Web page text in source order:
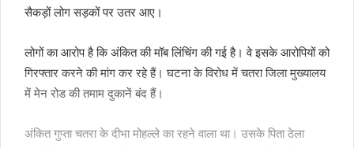
सैकड़ों लोग सड़कों पर उतर आए।
लोगों का आरोप है कि अंकित की मॉब लिंचिंग की गई है। वे इसके आरोपियों को
गिरफ्तार करने की मांग कर रहे हैं। घटना के विरोध में चतरा जिला मुख्यालय
में मेन रोड की तमाम दुकानें बंद हैं।
अंकित गुप्ता चतरा के दीभा मोहल्ले का रहने वाला था। उसके पिता ठेला